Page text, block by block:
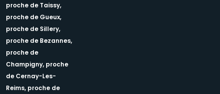
proche de Taissy,
proche de Gueux,
proche de Sillery,
proche de Bezannes,
proche de
Champigny, proche
de Cernay-Les-
Reims, proche de